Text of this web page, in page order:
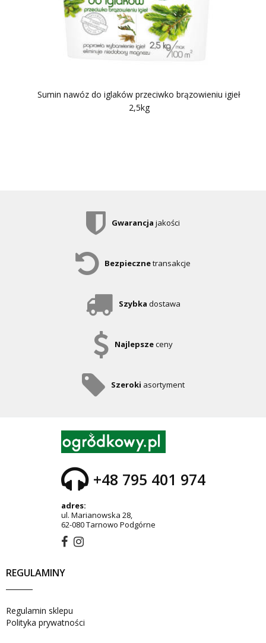
Sumin nawóz do iglaków przeciwko brązowieniu igieł
2,5kg
Gwarancja jakości
Bezpiecznetransakcje
Szybka dostawa
Najlepszeceny
Szeroki asortyment
+48 795 401 974
adres:
ul. Marianowska 28,
62-080 Tarnowo Podgórne
REGULAMINY
Regulamin sklepu
Polityka prywatności